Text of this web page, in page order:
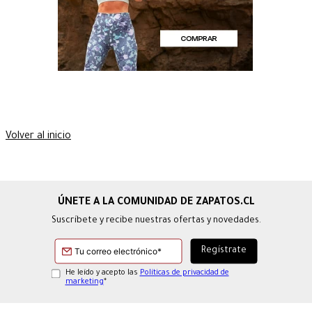
Volver al inicio
Suscríbete y recibe nuestras ofertas y novedades.
He leído y acepto lasPolíticas de privacidad de
marketing*